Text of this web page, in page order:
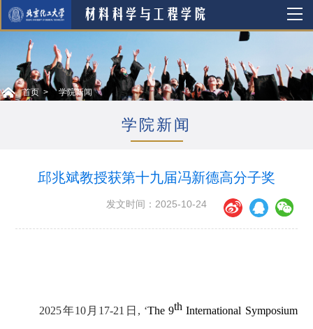
首页 学院新闻
学院新闻
邱兆斌教授获第十九届冯新德高分子奖
发文时间：2025-10-24
2025年10月 17-21 日 , ‘The 9th International Symposium